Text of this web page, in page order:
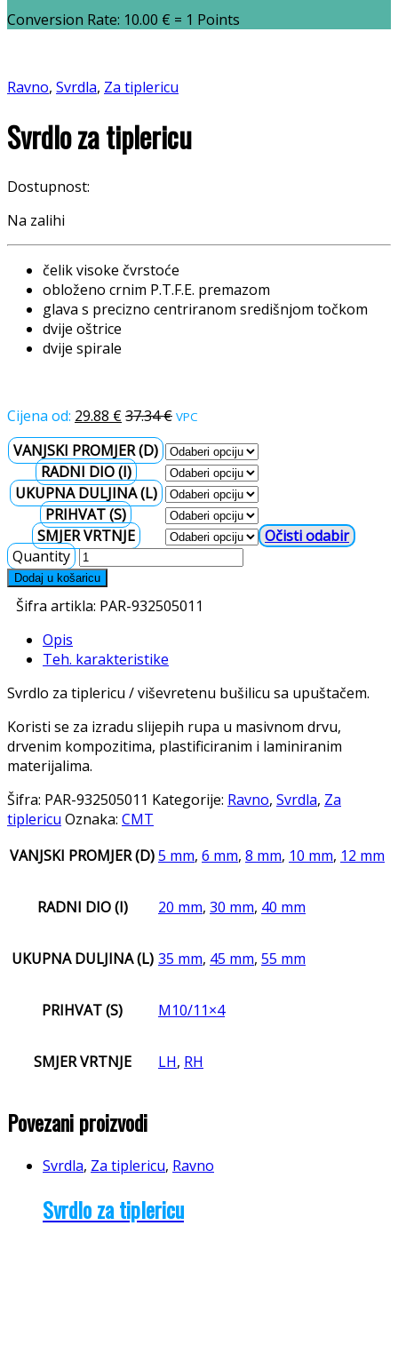
Conversion Rate: 10.00 € = 1 Points
Ravno, Svrdla, Za tiplericu
Svrdlo za tiplericu
Dostupnost:
Na zalihi
čelik visoke čvrstoće
obloženo crnim P.T.F.E. premazom
glava s precizno centriranom središnjom točkom
dvije oštrice
dvije spirale
29.88 €37.34€ VPC
VANJSKI PROMJER (D)
RADNI DIO (I)
UKUPNA DULJINA (L)
PRIHVAT (S)
SMJER VRTNJE
Očisti
Quantity
Dodaj u košaricu
Šifra artikla: PAR-932505011
Opis
Teh. karakteristike
Svrdlo za tiplericu / viševretenu bušilicu sa upuštačem.
Koristi se za izradu slijepih rupa u masivnom drvu,
drvenim kompozitima, plastificiranim i laminiranim
materijalima.
Šifra: PAR-932505011 Kategorije: Ravno, Svrdla, Za
tiplericu Oznaka: CMT
VANJSKI PROMJER (D)5 mm, 6 mm, 8 mm, 10 mm, 12 mm
RADNI DIO (I) 20 mm, 30 mm, 40 mm
UKUPNA DULJINA (L) 35 mm, 45 mm, 55 mm
PRIHVAT (S) M10/11×4
SMJER VRTNJE LH, RH
Povezani proizvodi
Svrdla, Za tiplericu, Ravno
Svrdlo za tiplericu